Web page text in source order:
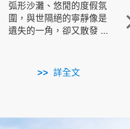
弧形沙灘、悠閒的度假氛
圍，與世隔絕的寧靜像是
遺失的一角，卻又散發 ...
詳全文